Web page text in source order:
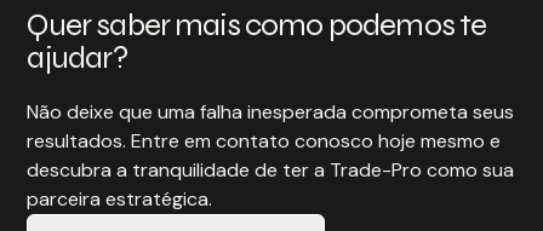
Quer saber mais como podemos te
ajudar?
Não deixe que uma falha inesperada comprometa seus
resultados. Entre em contato conosco hoje mesmo e
descubra a tranquilidade de ter a Trade-Pro como sua
parceira estratégica.